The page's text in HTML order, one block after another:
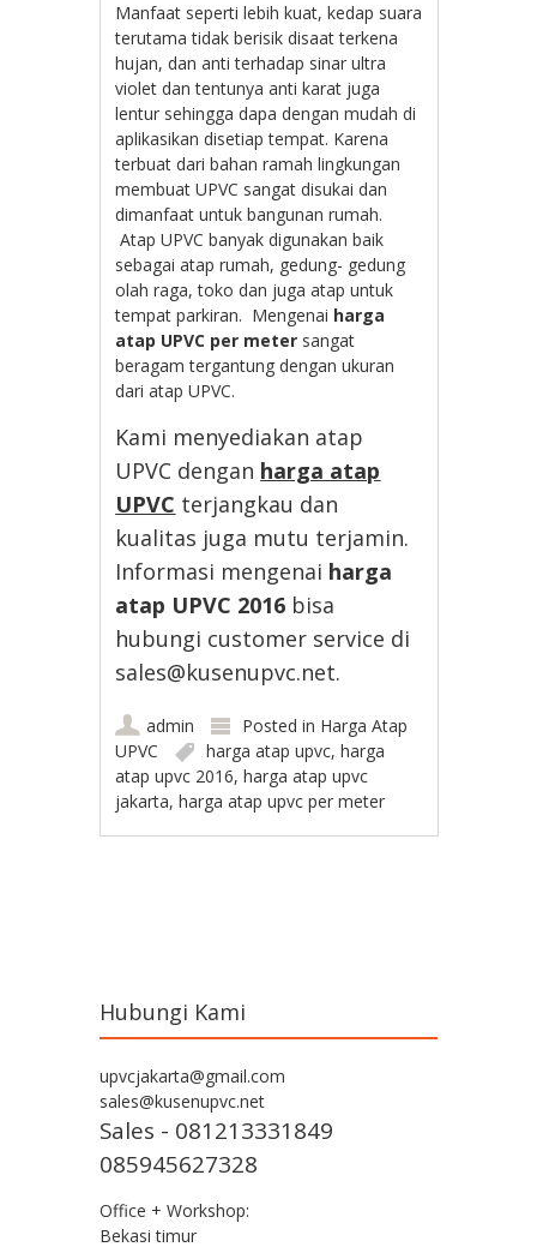
Manfaat seperti lebih kuat, kedap suara
terutama tidak berisik disaat terkena
hujan, dan anti terhadap sinar ultra
violet dan tentunya anti karat juga
lentur sehingga dapa dengan mudah di
aplikasikan disetiap tempat. Karena
terbuat dari bahan ramah lingkungan
membuat UPVC sangat disukai dan
dimanfaat untuk bangunan rumah.
Atap UPVC banyak digunakan baik
sebagai atap rumah, gedung- gedung
olah raga, toko dan juga atap untuk
tempat parkiran. Mengenai harga
atap UPVC per meter sangat
beragam tergantung dengan ukuran
dari atap UPVC.
Kami menyediakan atap
UPVC dengan harga atap
UPVC terjangkau dan
kualitas juga mutu terjamin.
Informasi mengenai harga
atap UPVC 2016 bisa
hubungi customer service di
sales@kusenupvc.net.
admin Posted in Harga Atap
UPVC
harga atap upvc,harga
atap upvc 2016,harga atap upvc
jakarta,harga atap upvc per meter
Hubungi Kami
upvcjakarta@gmail.com
sales@kusenupvc.net
Sales - 081213331849
085945627328
Office + Workshop:
Bekasi timur